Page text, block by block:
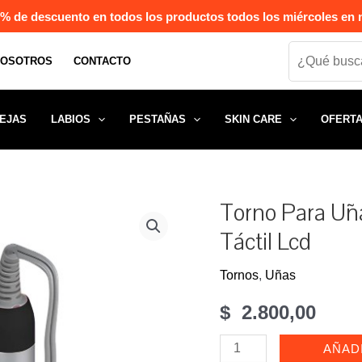
de descuento en todos los productos todos los miércoles en
CONTACTO
Search
LABIOS PESTAÑAS SKIN CARE
Torno Para
Táctil Lcd
Tornos, Uñas
$ 2.800,00
Torno